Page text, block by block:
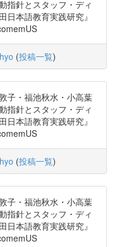
指針とスタッフ・ディ
日本語教育実践研究』
(投稿一覧)
子・福池秋水・小高葉
指針とスタッフ・ディ
日本語教育実践研究』
(投稿一覧)
子・福池秋水・小高葉
指針とスタッフ・ディ
日本語教育実践研究』